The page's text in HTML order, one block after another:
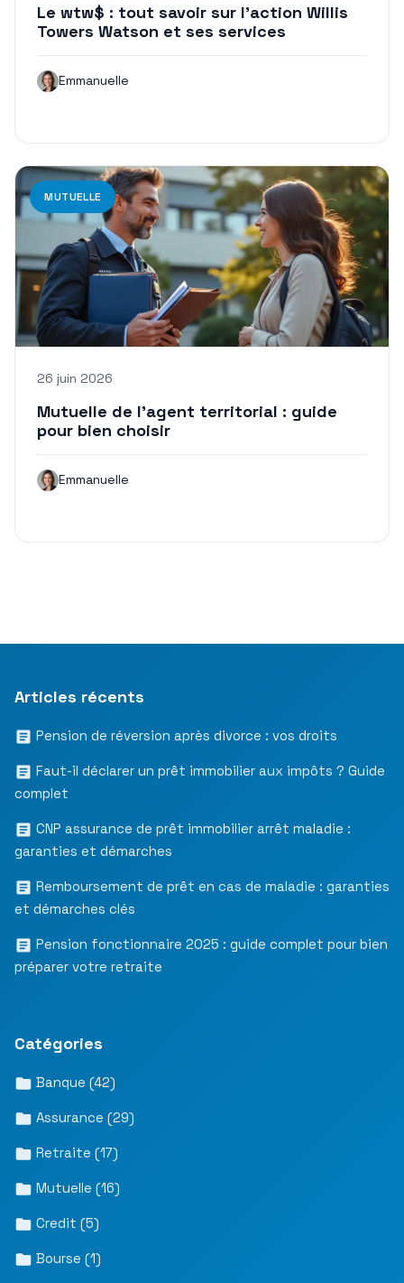
Le wtw$ : tout savoir sur l’action Willis
Towers Watson et ses services
Emmanuelle
MUTUELLE
26 juin 2026
Mutuelle de l’agent territorial : guide
pour bien choisir
Emmanuelle
Articles récents
Pension de réversion après divorce : vos droits
Faut-il déclarer un prêt immobilier aux impôts ? Guide
complet
CNP assurance de prêt immobilier arrêt maladie :
garanties et démarches
Remboursement de prêt en cas de maladie : garanties
et démarches clés
Pension fonctionnaire 2025 : guide complet pour bien
préparer votre retraite
Catégories
Banque (42)
Assurance (29)
Retraite (17)
Mutuelle (16)
Credit (5)
Bourse (1)